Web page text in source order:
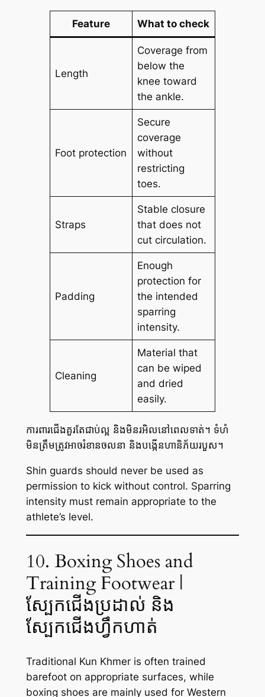
Feature What to check
Length
Coverage from
below the
knee toward
the ankle.
Foot protection
Secure
coverage
without
restricting
toes.
Straps
Stable closure
that does not
cut circulation.
Padding
Enough
protection for
the intended
sparring
intensity.
Cleaning
Material that
can be wiped
and dried
easily.
ការពារជើងគួរតែជាប់ល្អ និងមិនរអិលនៅពេលទាត់។ ទំហំ
មិនត្រឹមត្រូវអាចរំខានចលនា និងបង្កើនហានិភ័យរបួស។
Shin guards should never be used as
permission to kick without control. Sparring
intensity must remain appropriate to the
athlete’s level.
10. Boxing Shoes and
Training Footwear |
ស្បែកជើងប្រដាល់ និង
ស្បែកជើងហ្វឹកហាត់
Traditional Kun Khmer is often trained
barefoot on appropriate surfaces, while
boxing shoes are mainly used for Western